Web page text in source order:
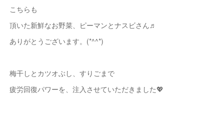
こちらも
頂いた新鮮なお野菜、ピーマンとナスビさん♬
ありがとうございます。(*^^*)
梅干しとカツオぶし、すりごまで
疲労回復パワーを、注入させていただきました💖